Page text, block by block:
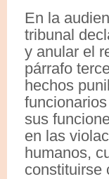
En la
tribunal
y anular el
párrafo
hechos
sus
en las
humanos,
constituirse